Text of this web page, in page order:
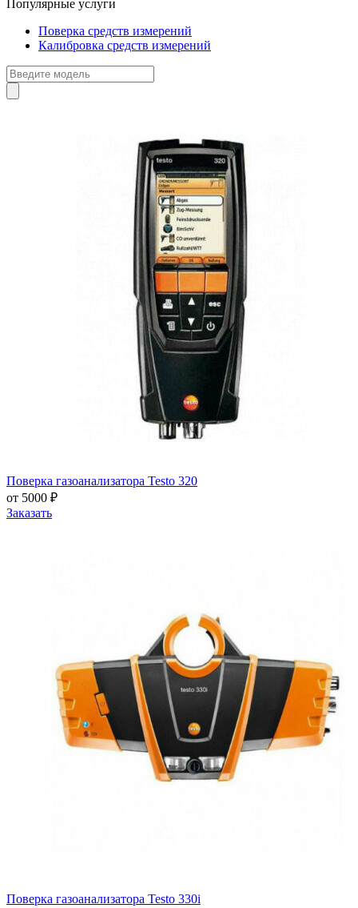
Популярные услуги
Поверка средств измерений
Калибровка средств измерений
Поверка газоанализатора Testo 320
от 5000 ₽
Заказать
Поверка газоанализатора Testo 330i